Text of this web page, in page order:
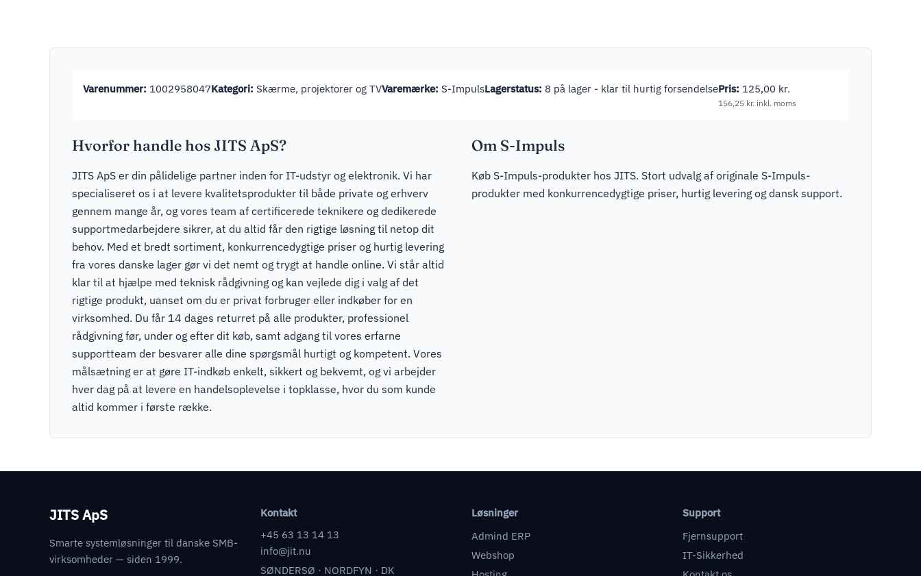
Varenummer: 1002958047Kategori: Skærme, projektorer og TVVaremærke: S-ImpulsLagerstatus: 8 på lager - klar til hurtig forsendelsePris: 125,00 kr.
156,25 kr. inkl. moms
Hvorfor handle hos JITS ApS?
JITS ApS er din pålidelige partner inden for IT-udstyr og elektronik. Vi har
specialiseret os i at levere kvalitetsprodukter til både private og erhverv
gennem mange år, og vores team af certificerede teknikere og dedikerede
supportmedarbejdere sikrer, at du altid får den rigtige løsning til netop dit
behov. Med et bredt sortiment, konkurrencedygtige priser og hurtig levering
fra vores danske lager gør vi det nemt og trygt at handle online. Vi står altid
klar til at hjælpe med teknisk rådgivning og kan vejlede dig i valg af det
rigtige produkt, uanset om du er privat forbruger eller indkøber for en
virksomhed. Du får 14 dages returret på alle produkter, professionel
rådgivning før, under og efter dit køb, samt adgang til vores erfarne
supportteam der besvarer alle dine spørgsmål hurtigt og kompetent. Vores
målsætning er at gøre IT-indkøb enkelt, sikkert og bekvemt, og vi arbejder
hver dag på at levere en handelsoplevelse i topklasse, hvor du som kunde
altid kommer i første række.
Om S-Impuls
Køb S-Impuls-produkter hos JITS. Stort udvalg af originale S-Impuls-
produkter med konkurrencedygtige priser, hurtig levering og dansk support.
JITS ApS
Smarte systemløsninger til danske SMB-
virksomheder — siden 1999.
Kontakt
+45 63 13 14 13
info@jit.nu
SØNDERSØ · NORDFYN · DK
Løsninger
Admind ERP
Webshop
Support
Fjernsupport
IT-Sikkerhed